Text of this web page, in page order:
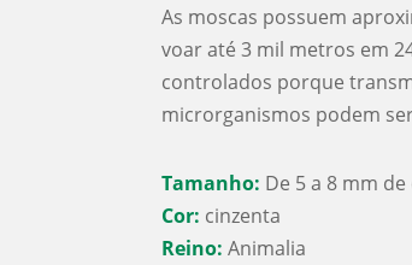
As moscas possuem
voar até 3 mil metros em
controlados porque
microrganismos podem
Tamanho: De 5 a 8 mm
Cor: cinzenta
Reino: Animalia